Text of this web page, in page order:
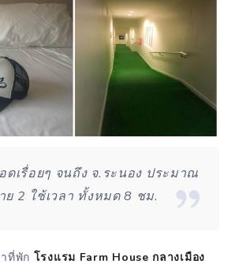
ดเรื่อยๆ จนถึง จ.ระนอง ประมาณ
ย 2 ใช้เวลา ทั้งหมด 8 ชม.
ที่พัก โรงแรม Farm House กลางเมือง